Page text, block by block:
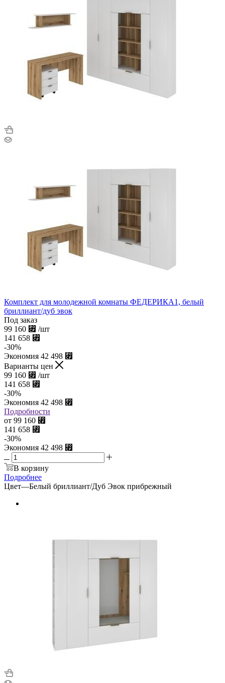
Комплект для молодежной комнаты ФЕДЕРИКА1, белый
бриллиант/дуб эвок
Под заказ
99 160 ⃏ /шт
141 658 ⃏
-30%
Экономия 42 498 ⃏
Варианты цен
99 160 ⃏ /шт
141 658 ⃏
-30%
Экономия 42 498 ⃏
Подробности
от 99 160 ⃏
141 658 ⃏
-30%
Экономия 42 498 ⃏
В корзину
Подробнее
Цвет—Белый бриллиант/Дуб Эвок прибрежный